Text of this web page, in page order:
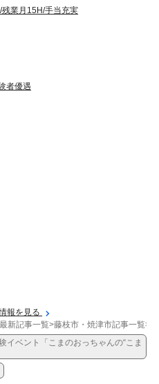
残業月15H/手当充実
者優遇
報を見る
新記事一覧>藤枝市・焼津市記事一覧>
イベント「こまのおっちゃんの“こま